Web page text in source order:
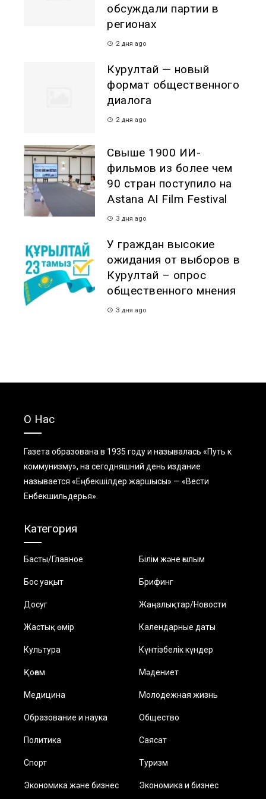
обсуждали партии в
регионах
2 дня ago
Курултай — новый
формат общественного
диалога
2 дня ago
Свыше 1900 ИИ-
фильмов из более чем
90 стран поступило на
Astana AI Film Festival
3 дня ago
У граждан высокие
ожидания от выборов в
Курултай – опрос
общественного мнения
3 дня ago
О Нас
Газета образована в 1935 году и называлась «Путь к
коммунизму», на сегодняшний день издание
называется «Еңбекшiлдер жаршысы» — «Вести
Енбекшильдерья».
Категория
Басты/Главное Білім және ғылым
Бос уақыт Брифинг
Досуг Жаңалықтар/Новости
Жастық өмір Календарные даты
Культура Күнтізбелік күндер
Қоғам Мәдениет
Медицина Молодежная жизнь
Образование и наука Общество
Политика Саясат
Спорт Туризм
Экономика және бизнес Экономика и бизнес